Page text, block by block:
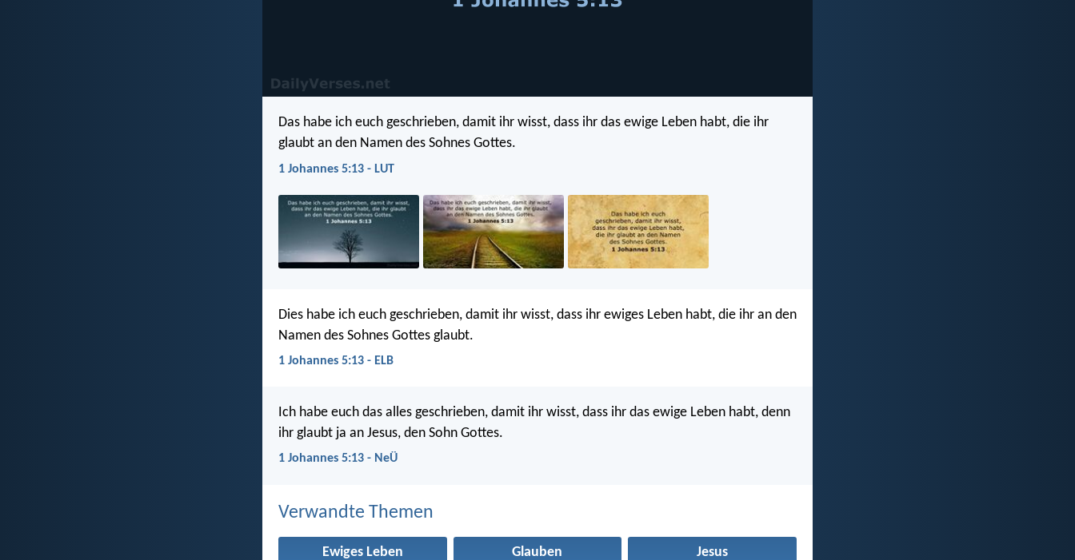
Das habe ich euch geschrieben, damit ihr wisst, dass ihr das ewige Leben habt, die ihr
glaubt an den Namen des Sohnes Gottes.
1 Johannes 5:13 - LUT
Dies habe ich euch geschrieben, damit ihr wisst, dass ihr ewiges Leben habt, die ihr an den
Namen des Sohnes Gottes glaubt.
1 Johannes 5:13 - ELB
Ich habe euch das alles geschrieben, damit ihr wisst, dass ihr das ewige Leben habt, denn
ihr glaubt ja an Jesus, den Sohn Gottes.
1 Johannes 5:13 - NeÜ
Verwandte Themen
Ewiges Leben Glauben Jesus